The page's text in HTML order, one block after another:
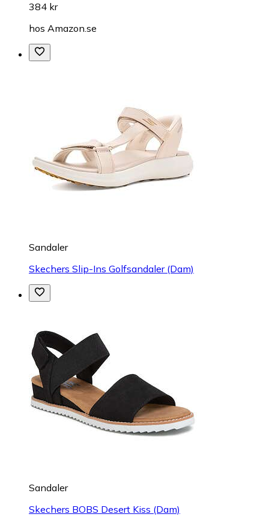
384 kr
hos Amazon.se
Sandaler
Skechers Slip-Ins Golfsandaler (Dam)
Sandaler
Skechers BOBS Desert Kiss (Dam)